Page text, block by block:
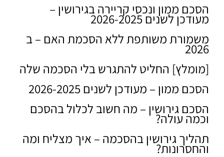
הסכם ממון ונכסי קריירה בגירושין –
מעודכן לשנים 2026-2025
משמורת משותפת ללא הסכמת האם – ב
2026
[מומלץ] החליט להתגרש בלי הסכמה שלה
הסכם ממון – מעודכן לשנים 2026-2025
הסכם גירושין – מה חשוב לכלול בהסכם
וכמה עולה?
תהליך גירושין בהסכמה – איך מצליח ומה
והחסרונות?